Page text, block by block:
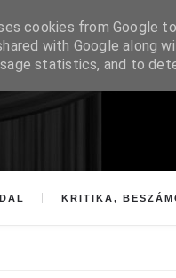
KRITIKA,
cookies from Google
with Google along
statistics, and to